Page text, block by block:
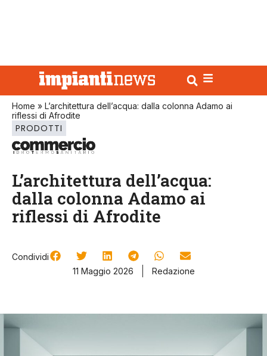
Home » L’architettura dell’acqua: dalla colonna Adamo ai
riflessi di Afrodite
PRODOTTI
L’architettura dell’acqua:
dalla colonna Adamo ai
riflessi di Afrodite
Condividi
11 Maggio 2026
Redazione